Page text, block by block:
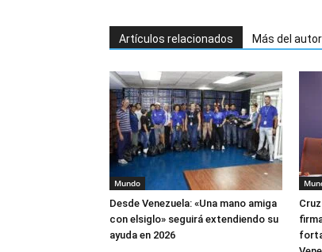
Artículos relacionados Más del autor
Mundo
Desde Venezuela: «Una mano amiga
con elsiglo» seguirá extendiendo su
ayuda en 2026